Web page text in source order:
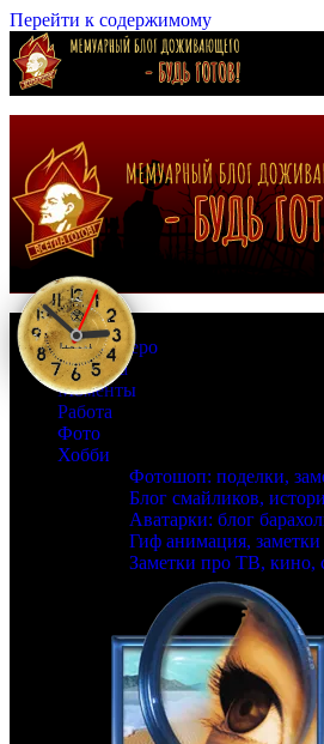
Перейти к содержимому
Страна Зеро
Времена
Моменты
Работа
Фото
Хобби
Фотошоп: поделки,
Блог смайликов,
Аватарки: блог
Гиф анимация, заметки
Заметки про ТВ, кино,